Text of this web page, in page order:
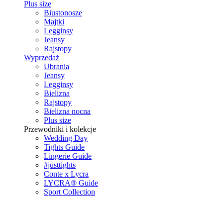
Plus size
Biustonosze
Majtki
Legginsy
Jeansy
Rajstopy
Wyprzedaż
Ubrania
Jeansy
Legginsy
Bielizna
Rajstopy
Bielizna nocna
Plus size
Przewodniki i kolekcje
Wedding Day
Tights Guide
Lingerie Guide
#justtights
Conte x Lycra
LYCRA® Guide
Sport Сollection